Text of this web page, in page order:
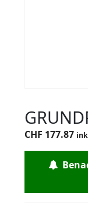
CHF 177.87